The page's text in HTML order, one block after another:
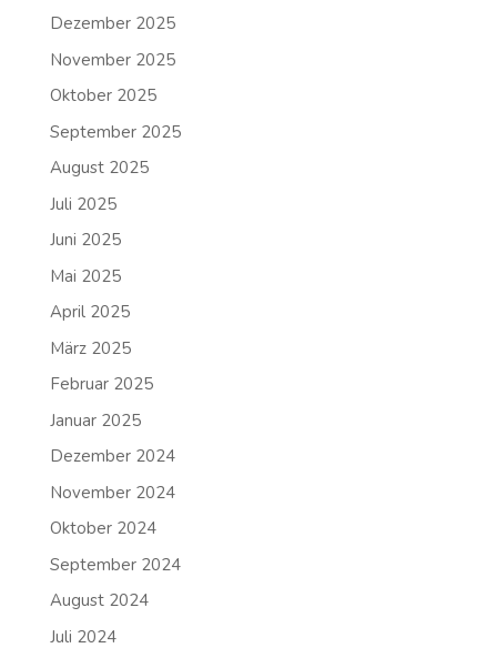
Dezember 2025
November 2025
Oktober 2025
September 2025
August 2025
Juli 2025
Juni 2025
Mai 2025
April 2025
März 2025
Februar 2025
Januar 2025
Dezember 2024
November 2024
Oktober 2024
September 2024
August 2024
Juli 2024